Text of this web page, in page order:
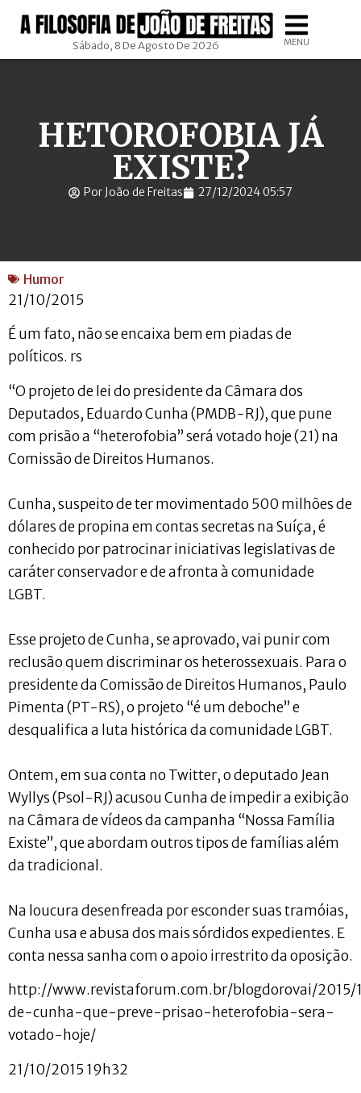
Sábado, 8 De Agosto De 2026 MENU
HETOROFOBIA JÁ
EXISTE?
Por João de Freitas 27/12/2024 05:57
Humor
21/10/2015
É um fato, não se encaixa bem em piadas de
políticos. rs
“O projeto de lei do presidente da Câmara dos
Deputados, Eduardo Cunha (PMDB-RJ), que pune
com prisão a “heterofobia” será votado hoje (21) na
Comissão de Direitos Humanos.
Cunha, suspeito de ter movimentado 500 milhões de
dólares de propina em contas secretas na Suíça, é
conhecido por patrocinar iniciativas legislativas de
caráter conservador e de afronta à comunidade
LGBT.
Esse projeto de Cunha, se aprovado, vai punir com
reclusão quem discriminar os heterossexuais. Para o
presidente da Comissão de Direitos Humanos, Paulo
Pimenta (PT-RS), o projeto “é um deboche” e
desqualifica a luta histórica da comunidade LGBT.
Ontem, em sua conta no Twitter, o deputado Jean
Wyllys (Psol-RJ) acusou Cunha de impedir a exibição
na Câmara de vídeos da campanha “Nossa Família
Existe”, que abordam outros tipos de famílias além
da tradicional.
Na loucura desenfreada por esconder suas tramóias,
Cunha usa e abusa dos mais sórdidos expedientes. E
conta nessa sanha com o apoio irrestrito da oposição.
http://www.revistaforum.com.br/blogdorovai/
de-cunha-que-preve-prisao-heterofobia-sera-
votado-hoje/
21/10/2015 19h32